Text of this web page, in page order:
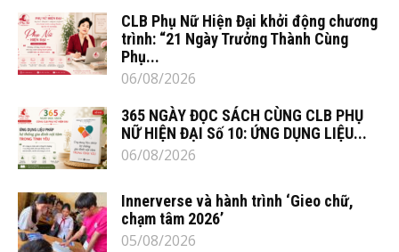
CLB Phụ Nữ Hiện Đại khởi động chương
trình: “21 Ngày Trưởng Thành Cùng
Phụ...
06/08/2026
365 NGÀY ĐỌC SÁCH CÙNG CLB PHỤ
NỮ HIỆN ĐẠI Số 10: ỨNG DỤNG LIỆU...
06/08/2026
Innerverse và hành trình ‘Gieo chữ,
chạm tâm 2026’
05/08/2026